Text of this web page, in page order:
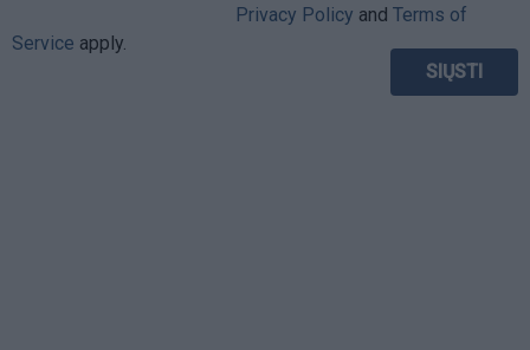
Privacy Policy and Terms of
Service apply.